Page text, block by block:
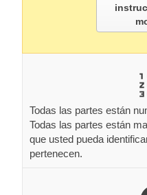
Todas las partes están
Todas las partes están
que usted pueda
pertenecen.